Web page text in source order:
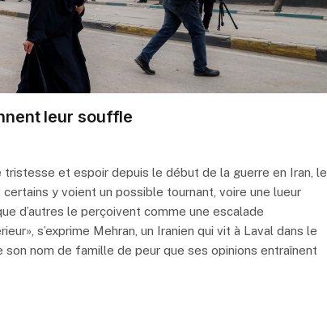
leur souffle
et espoir depuis le début de la guerre en Iran, le
y voient un possible tournant, voire une lueur
d’autres le perçoivent comme une escalade
s’exprime Mehran, un Iranien qui vit à Laval dans le
nom de famille de peur que ses opinions entraînent